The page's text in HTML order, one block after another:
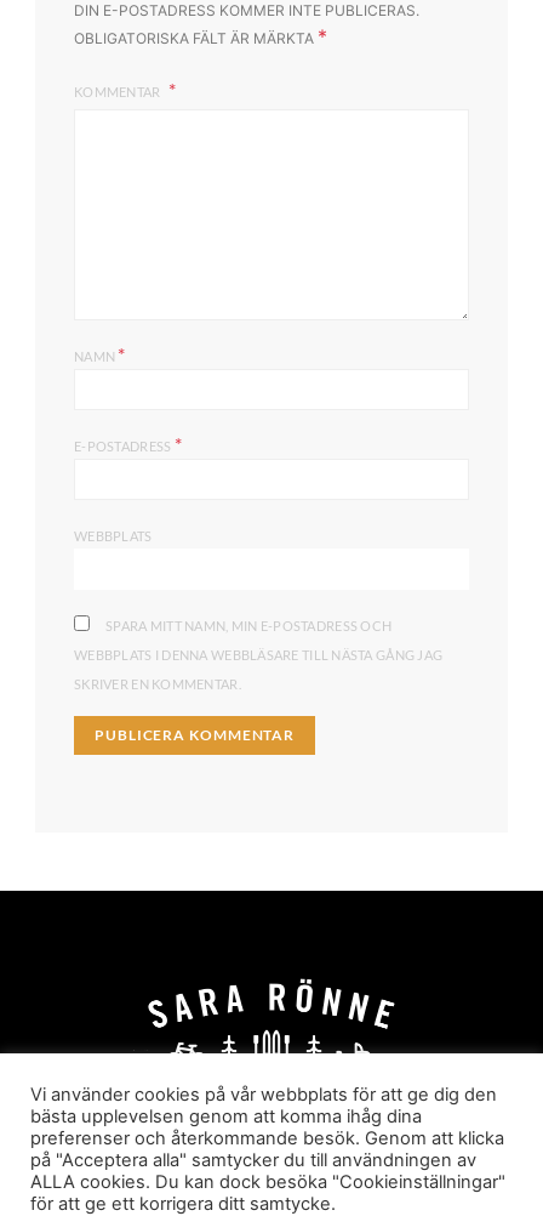
DIN E-POSTADRESS KOMMER INTE PUBLICERAS.
OBLIGATORISKA FÄLT ÄR MÄRKTA *
KOMMENTAR
NAMN *
E-POSTADRESS *
WEBBPLATS
SPARA MITT NAMN, MIN E-POSTADRESS OCH
WEBBPLATS I DENNA WEBBLÄSARE TILL NÄSTA GÅNG JAG
SKRIVER EN KOMMENTAR.
HEM OM MIG
JOBBA MED MIG
HYR I JÄRVSÖ!
KATEGORIER
Vi använder cookies på vår webbplats för att ge dig den
bästa upplevelsen genom att komma ihåg dina
preferenser och återkommande besök. Genom att klicka
på "Acceptera alla" samtycker du till användningen av
ALLA cookies. Du kan dock besöka "Cookieinställningar"
för att ge ett korrigera ditt samtycke.